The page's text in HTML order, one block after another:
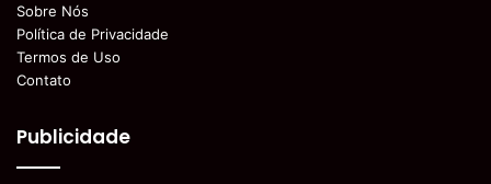
Sobre Nós
Política de Privacidade
Termos de Uso
Contato
Publicidade